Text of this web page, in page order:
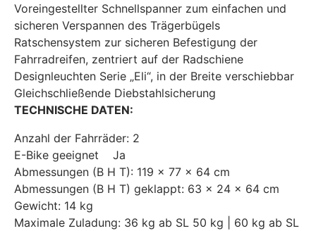
Voreingestellter Schnellspanner zum einfachen und
sicheren Verspannen des Trägerbügels
Ratschensystem zur sicheren Befestigung der
Fahrradreifen, zentriert auf der Radschiene
Designleuchten Serie „Eli“, in der Breite verschiebbar
Gleichschließende Diebstahlsicherung
TECHNISCHE DATEN:
Anzahl der Fahrräder: 2
E-Bike geeignet Ja
Abmessungen (B H T): 119 x 77 x 64 cm
Abmessungen (B H T) geklappt: 63 x 24 x 64 cm
Gewicht: 14 kg
Maximale Zuladung: 36 kg ab SL 50 kg | 60 kg ab SL